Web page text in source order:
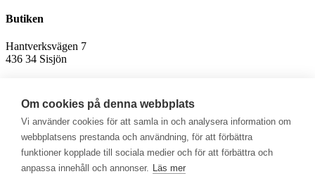
Om cookies på denna webbplats
Vi använder cookies för att samla in och analysera information om
webbplatsens prestanda och användning, för att förbättra
funktioner kopplade till sociala medier och för att förbättra och
anpassa innehåll och annonser. Läs mer
Butiken
Hantverksvägen 7
436 34 Sisjön
Lördag 10:00 - 15:00
Söndag Stängt
Avvikande öppettider för röda och helgdagar